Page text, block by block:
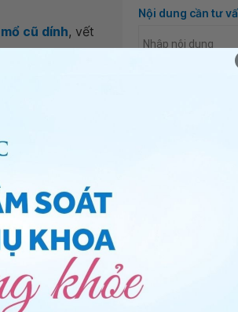
cũ dính, vết
kỳ, đặc biệt
hợp, kịp thời.
Đa khoa Quốc
VỤ hoặc đặt
quản lý, theo dõi
sẻ
Nội dung cần tư
Tôi đã đọc và
DLCN của tôi